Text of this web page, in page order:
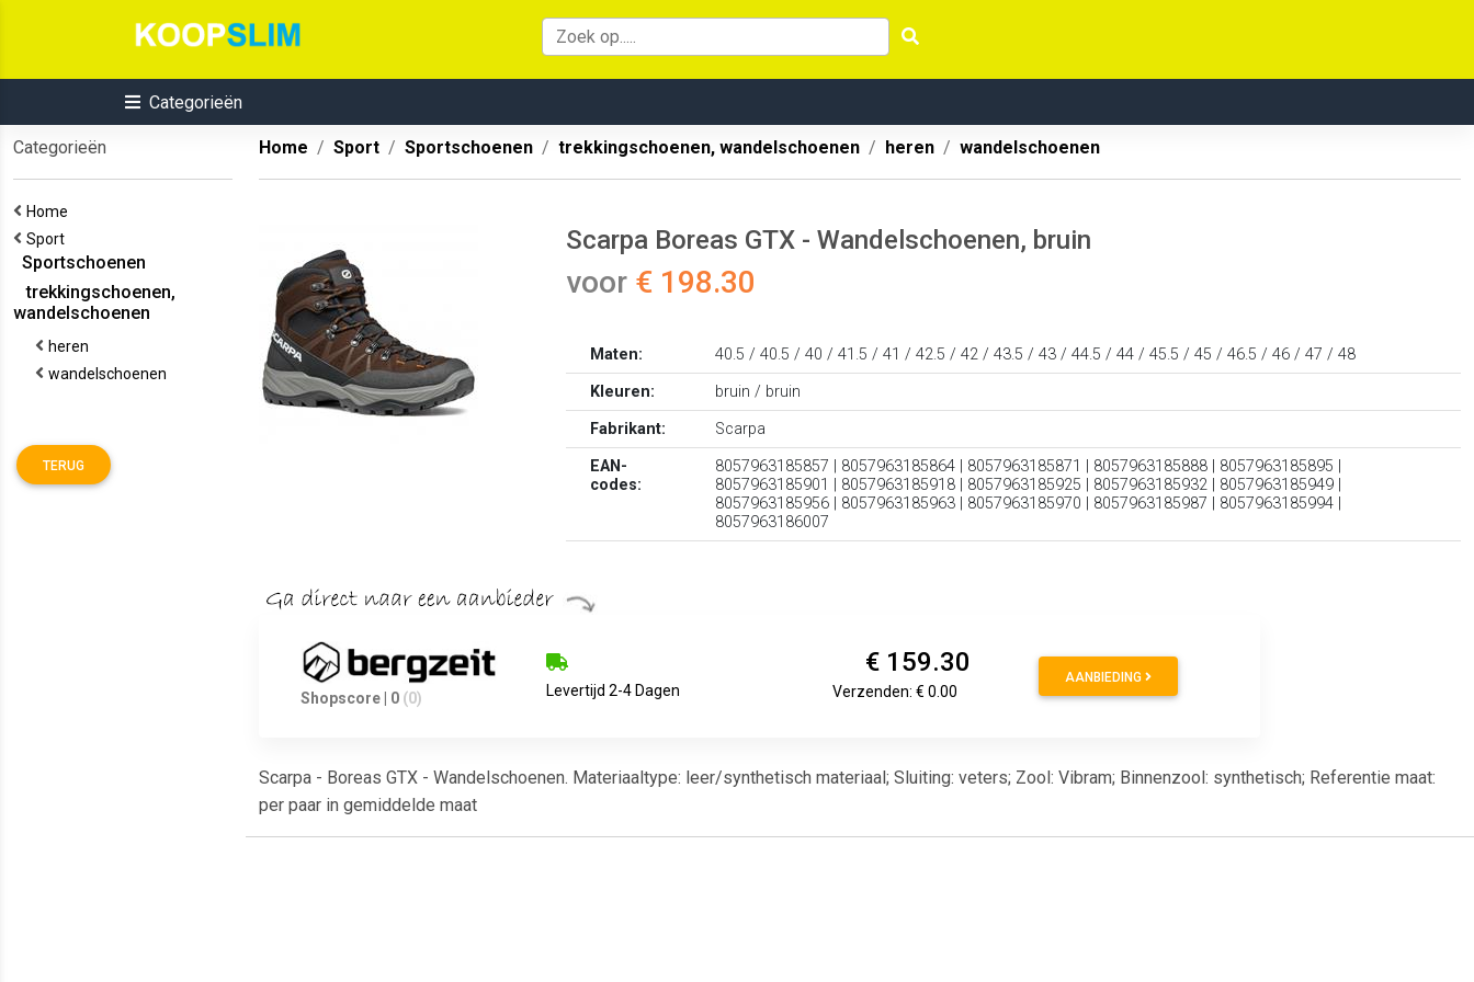
Categorieën
Categorieën
Home
Sport
Sportschoenen
trekkingschoenen,
wandelschoenen
heren
wandelschoenen
TERUG
Home Sport Sportschoenen trekkingschoenen, wandelschoenen heren wandelschoenen
Scarpa Boreas GTX - Wandelschoenen, bruin
voor € 198.30
Maten:
40.5 / 40.5 / 40 / 41.5 / 41 / 42.5 / 42 / 43.5 / 43 / 44.5 / 44 / 45.5 / 45 / 46.5 / 46 / 47 / 48
Kleuren:
bruin / bruin
Fabrikant:
Scarpa
EAN-
codes:
8057963185857 | 8057963185864 | 8057963185871 | 8057963185888 | 8057963185895 |
8057963185901 | 8057963185918 | 8057963185925 | 8057963185932 | 8057963185949 |
8057963185956 | 8057963185963 | 8057963185970 | 8057963185987 | 8057963185994 |
8057963186007
Shopscore | 0 (0) Levertijd 2-4 Dagen
€ 159.30
Verzenden: € 0.00
AANBIEDING
Scarpa - Boreas GTX - Wandelschoenen. Materiaaltype: leer/synthetisch materiaal; Sluiting: veters; Zool: Vibram; Binnenzool: synthetisch; Referentie maat:
per paar in gemiddelde maat